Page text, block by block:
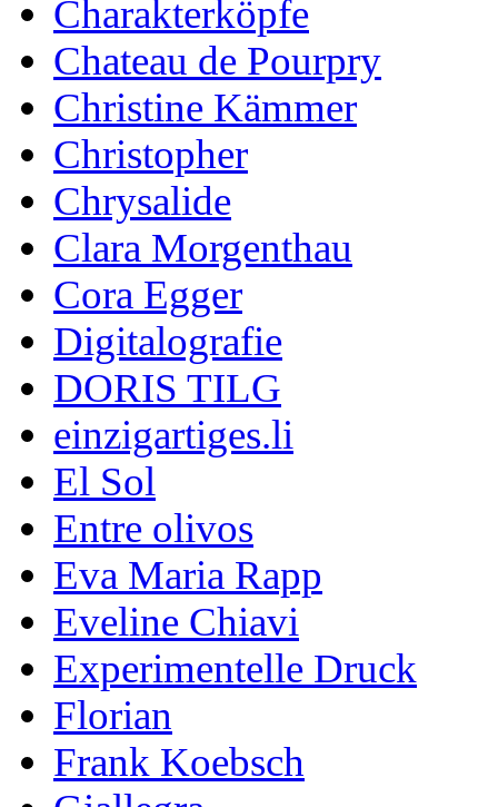
Charakterköpfe
Chateau de Pourpry
Christine Kämmer
Christopher
Chrysalide
Clara Morgenthau
Cora Egger
Digitalografie
DORIS TILG
einzigartiges.li
El Sol
Entre olivos
Eva Maria Rapp
Eveline Chiavi
Experimentelle Druck
Florian
Frank Koebsch